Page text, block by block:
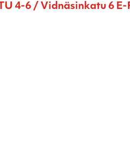
4-6 / Vidnäsinkatu 6 E-